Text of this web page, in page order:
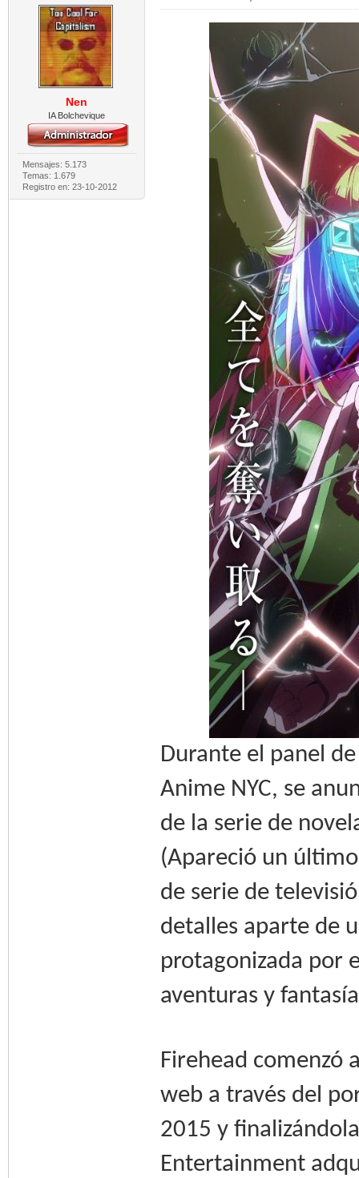
Nen
IA Bolchevique
Mensajes: 5.173
Temas: 1.679
Registro en: 23-10-2012
Durante el panel
Anime NYC, se
de la serie de
(Apareció un
de serie de
detalles aparte de
protagonizada por
aventuras y
Firehead comenzó
web a través del
2015 y
Entertainment